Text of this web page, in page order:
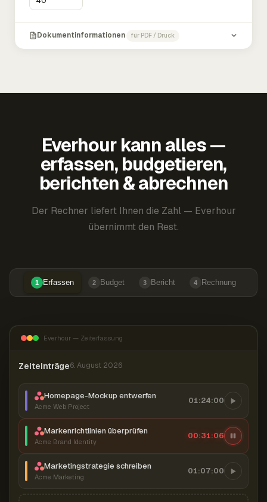
Dokumentinformationen für PDF / Druck
Everhour kann alles —
erfassen, budgetieren,
berichten & abrechnen
Der Rechner liefert Ihnen die Zahl — Everhour
übernimmt den Rest.
1 Erfassen 2 Budget 3 Bericht 4 Rechnung
Everhour — Zeiterfassung
Zeiteinträge6. August 2026
Homepage-Mockup entwerfen
Acme Web Project
01:24:00
Markenrichtlinien überprüfen
Acme Brand Identity
00:31:07
Marketingstrategie schreiben
Acme Marketing
01:07:00